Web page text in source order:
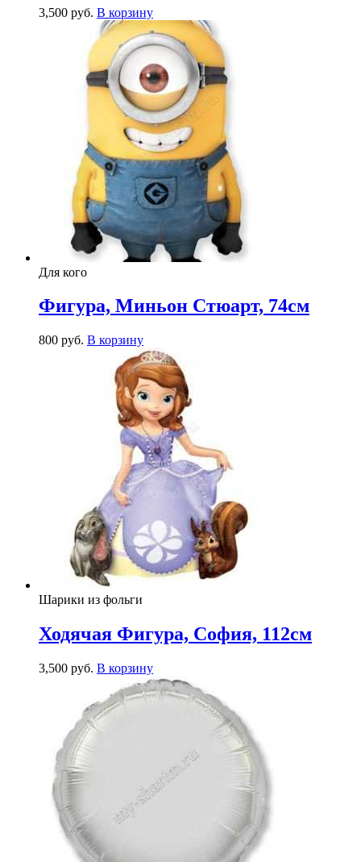
3,500 руб. В корзину
Для кого
Фигура, Миньон Стюарт, 74см
800 руб. В корзину
Шарики из фольги
Ходячая Фигура, София, 112см
3,500 руб. В корзину